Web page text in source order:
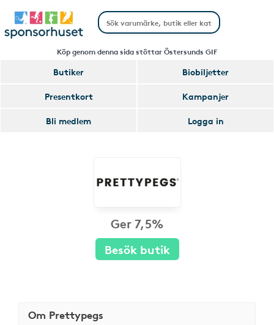
Köp genom denna sida stöttar Östersunds GIF
Butiker
Biobiljetter
Presentkort
Kampanjer
Bli medlem
Logga in
Ger 7,5%
Besök butik
Om Prettypegs